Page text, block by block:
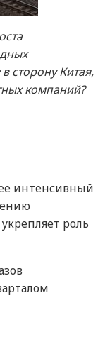
сторону Китая,
компаний?
интенсивный
роль